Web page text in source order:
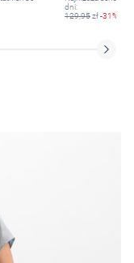
dni:
129,95zł-31%